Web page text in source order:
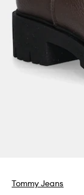
Tommy Jeans